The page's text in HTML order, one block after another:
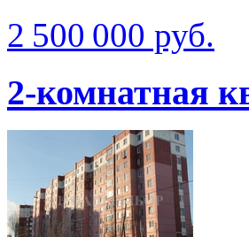
2 500 000 руб.
2-комнатная